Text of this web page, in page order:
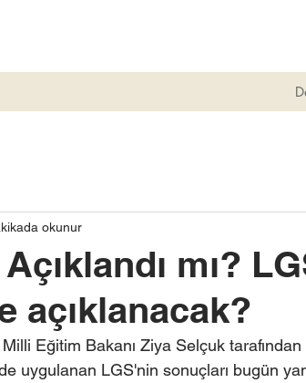
mı?
açıklanacak?
okunur
Eğitim Bakanı Ziya Selçuk
uygulanan LGS'nin sonuçları bugün